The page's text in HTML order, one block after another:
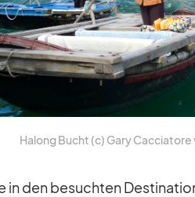
Ha­long Bucht (c) Gary Cac­cia­tore
in den be­such­ten